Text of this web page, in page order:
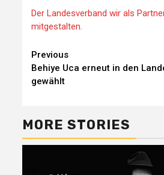
Der Landesverband wir als
mitgestalten.
Continue
Reading
Previous
Behiye Uca erneut in den
gewählt
MORE STORIES